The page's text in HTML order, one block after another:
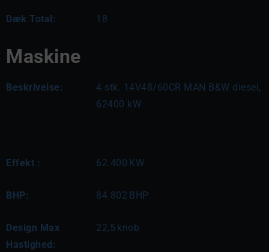
Dæk Total: 18
Maskine
Beskrivelse:
4 stk. 14V48/60CR MAN B&W diesel,
62400 kW
Effekt : 62.400 KW
BHP: 84.802 BHP
Design Max
Hastighed:
22,5 knob